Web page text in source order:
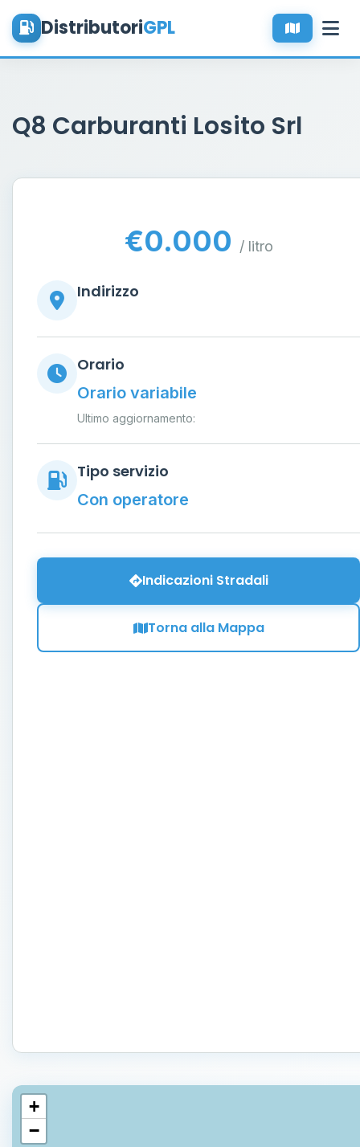
DistributoriGPL
Q8 Carburanti Losito Srl
€0.000 / litro
Indirizzo
Orario
Orario variabile
Ultimo aggiornamento:
Tipo servizio
Con operatore
Indicazioni Stradali
Torna alla Mappa
+
−